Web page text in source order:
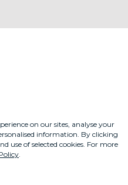
on our sites, analyse your
information. By clicking
use of selected cookies. For more
.